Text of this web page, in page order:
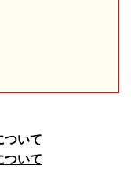
いて
いて